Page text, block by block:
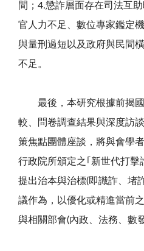
間；4.懲詐層面存在司法互
官人力不足、數位專家鑑定
與量刑過短以及政府與民間
不足。
最後，本研究根據前揭
較、問卷調查結果與深度訪
策焦點團體座談，將與會學
行政院所頒定之｢新世代打擊
提出治本與治標(即識詐、堵
議作為，以優化或精進當前
與相關部會(內政、法務、數